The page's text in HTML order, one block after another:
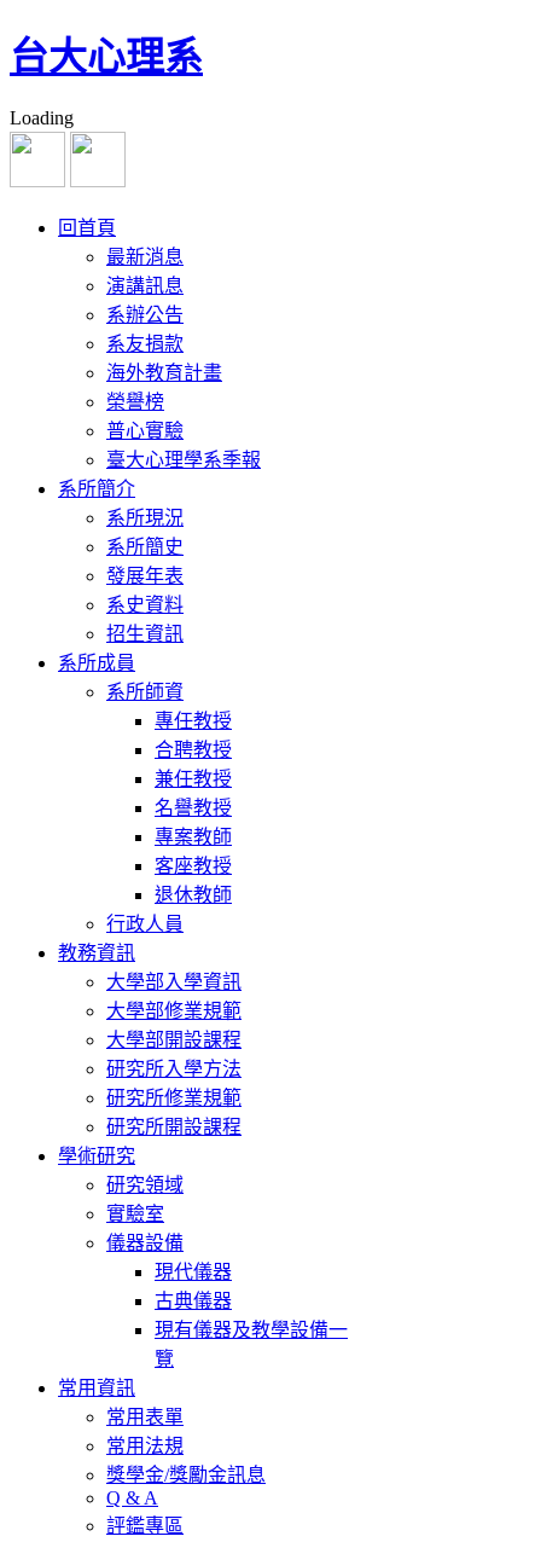
台大心理系
Loading
回首頁
最新消息
演講訊息
系辦公告
系友捐款
海外教育計畫
榮譽榜
普心實驗
臺大心理學系季報
系所簡介
系所現況
系所簡史
發展年表
系史資料
招生資訊
系所成員
系所師資
專任教授
合聘教授
兼任教授
名譽教授
專案教師
客座教授
退休教師
行政人員
教務資訊
大學部入學資訊
大學部修業規範
大學部開設課程
研究所入學方法
研究所修業規範
研究所開設課程
學術研究
研究領域
實驗室
儀器設備
現代儀器
古典儀器
現有儀器及教學設備一
覽
常用資訊
常用表單
常用法規
獎學金/獎勵金訊息
Q & A
評鑑專區